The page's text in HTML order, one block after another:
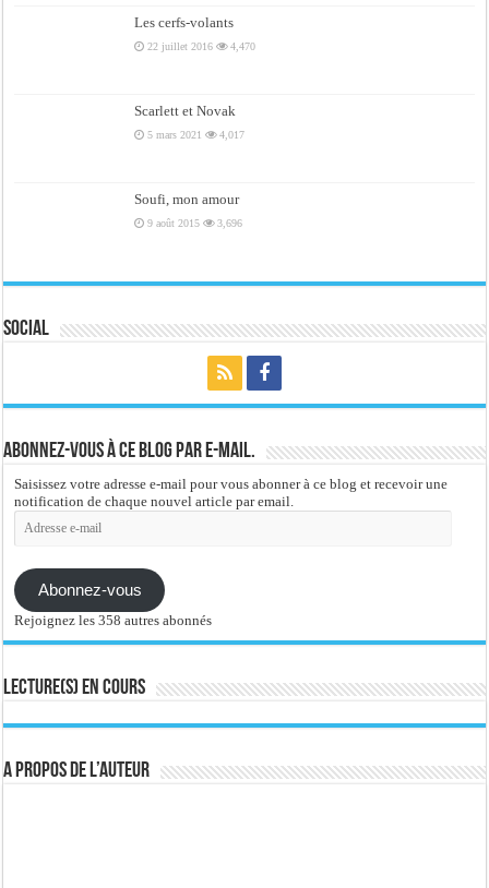
Les cerfs-volants
22 juillet 2016 4,470
Scarlett et Novak
5 mars 2021 4,017
Soufi, mon amour
9 août 2015 3,696
Social
Abonnez-vous à ce blog par e-mail.
Saisissez votre adresse e-mail pour vous abonner à ce blog et recevoir une
notification de chaque nouvel article par email.
Adresse
e-
Abonnez-vous
Rejoignez les 358 autres abonnés
Lecture(s) en cours
A propos de l’auteur